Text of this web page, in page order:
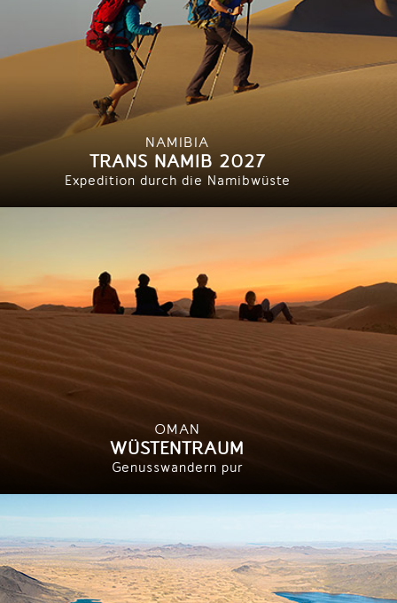
NAMIBIA
TRANS NAMIB 2027
Expedition durch die Namibwüste
OMAN
WÜSTENTRAUM
Genusswandern pur